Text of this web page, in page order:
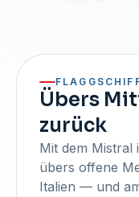
Übers
zurück
Mit dem Mistral
übers offene
Italien — und